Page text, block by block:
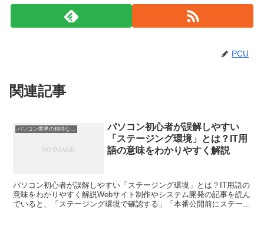
PCU
関連記事
パソコン初心者が誤解しやすい
「ステージング環境」とは？IT用
語の意味をわかりやすく解説
パソコン初心者が誤解しやすい「ステージング環境」とは？IT用語の
意味をわかりやすく解説Webサイト制作やシステム開発の記事を読ん
でいると、「ステージング環境で確認する」「本番公開前にステージ